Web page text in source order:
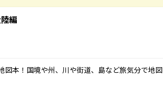
編
図本！国境や州、川や街道、島など旅気分で地図